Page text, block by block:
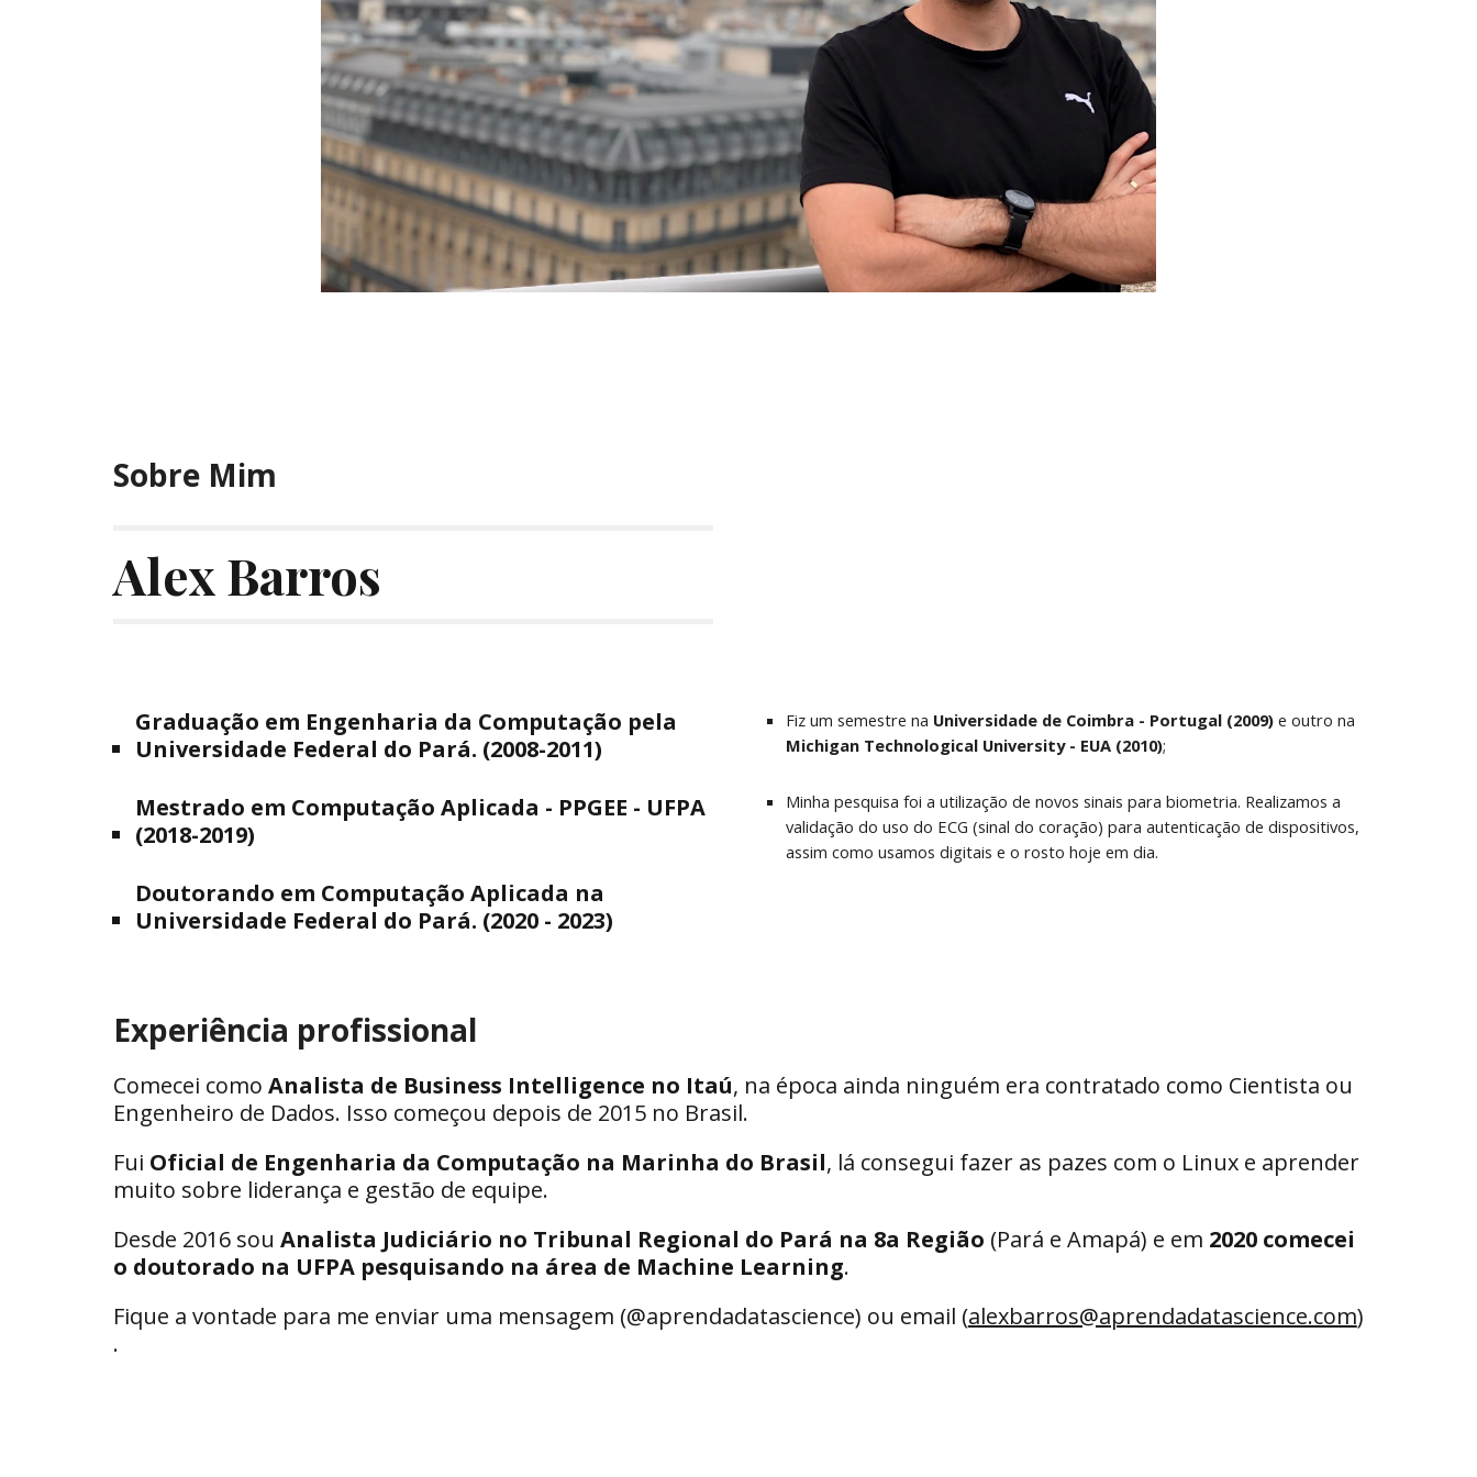
Sobre Mim
Alex Barros
Graduação em Engenharia da Computação pela
Universidade Federal do Pará. (2008-2011)
Mestrado em Computação Aplicada - PPGEE - UFPA
(2018-2019)
Doutorando em Computação Aplicada na
Universidade Federal do Pará. (2020 - 2023)
Fiz um semestre na Universidade de Coimbra - Portugal (2009)
Michigan Technological University - EUA (2010);
Minha pesquisa foi a utilização de novos sinais para biometria. Realizamos a
validação do uso do ECG (sinal do coração) para autenticação de dispositivos,
assim como usamos digitais e o rosto hoje em dia.
Experiência profissional
Comecei como Analista de Business Intelligence no Itaú, na época ainda ninguém era contratado como Cientista ou
Engenheiro de Dados. Isso começou depois de 2015 no Brasil.
Fui Oficial de Engenharia da Computação na Marinha do Brasil, lá consegui fazer as pazes com o Linux e aprender
muito sobre liderança e gestão de equipe.
Desde 2016 sou Analista Judiciário no Tribunal Regional do Pará na 8a Região (Pará e Amapá) e em 2020 comecei
o doutorado na UFPA pesquisando na área de Machine Learning.
Fique a vontade para me enviar uma mensagem (@aprendadatascience) ou email (alexbarros@aprendadatascience.com)
.